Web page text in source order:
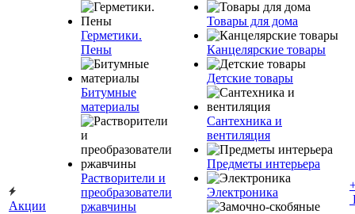
Акции
Герметики.
Пены
Битумные
материалы
Растворители и
преобразователи
ржавчины
Товары для дома
Канцелярские товары
Детские товары
Сантехника и
вентиляция
Предметы интерьера
Электроника